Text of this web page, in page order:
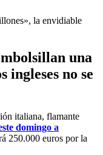
una
ingleses no se
italiana, flamante
domingo a
250.000 euros por la